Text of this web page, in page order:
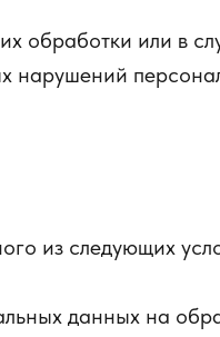
обработки или в
нарушений
из следующих
данных на